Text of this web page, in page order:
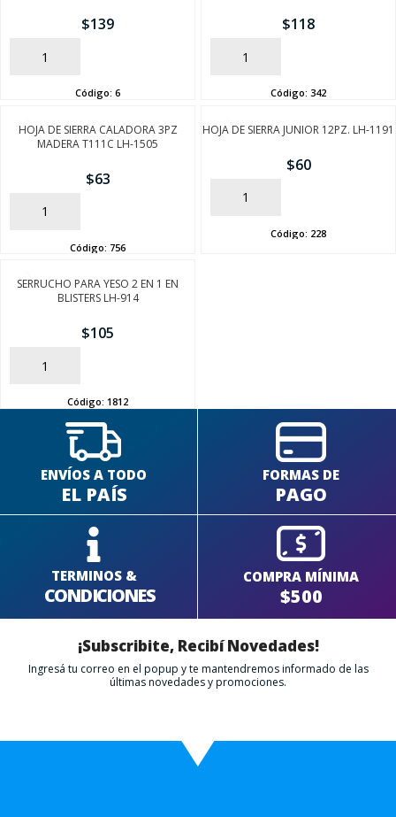
$139
AÑADIR
Código: 6
$118
AÑADIR
Código: 342
HOJA DE SIERRA CALADORA 3PZ
MADERA T111C LH-1505
$63
AÑADIR
Código: 756
HOJA DE SIERRA JUNIOR 12PZ. LH-1191
$60
AÑADIR
Código: 228
SERRUCHO PARA YESO 2 EN 1 EN
BLISTERS LH-914
$105
AÑADIR
Código: 1812
ENVÍOS A TODO
EL PAÍS
FORMAS DE
PAGO
TERMINOS &
CONDICIONES
COMPRA MÍNIMA
$500
¡Subscribite, Recibí Novedades!
Ingresá tu correo en el popup y te mantendremos informado de las
últimas novedades y promociones.